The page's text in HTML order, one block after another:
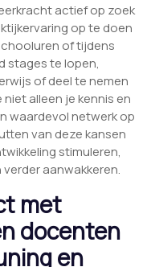
actief op zoek
op te doen
of tijdens
stages te lopen,
of deel te nemen
alleen je kennis en
waardevol netwerk op
van deze kansen
stimuleren,
aanwakkeren.
met
docenten
en